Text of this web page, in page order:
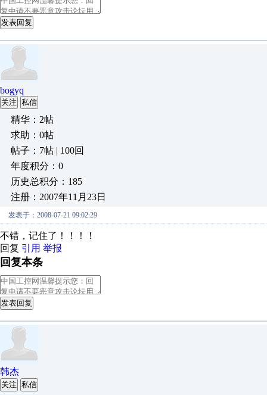
发表回复
bogyq
关注 私信
精华：2帖
求助：0帖
帖子：7帖 | 100回
年度积分：0
历史总积分：185
注册：2007年11月23日
发表于：2008-07-21 09:02:29
不错，记住了！！！！
回复 引用 举报
回复本条
发表回复
韩杰
关注 私信